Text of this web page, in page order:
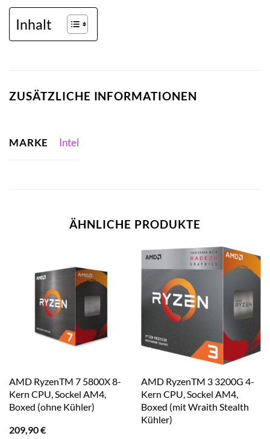
Inhalt
ZUSÄTZLICHE INFORMATIONEN
MARKE Intel
ÄHNLICHE PRODUKTE
AMD RyzenTM 7 5800X 8-
Kern CPU, Sockel AM4,
Boxed (ohne Kühler)
209,90€
AMD RyzenTM 3 3200G 4-
Kern CPU, Sockel AM4,
Boxed (mit Wraith Stealth
Kühler)